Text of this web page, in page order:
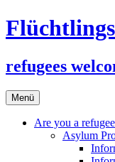
refugees
Menü Zum
Inhalt
springen
Are you a
Asylum